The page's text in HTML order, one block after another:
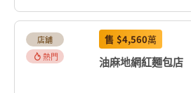
店舖
熱門
售 $4,560萬
油麻地網紅麵包店